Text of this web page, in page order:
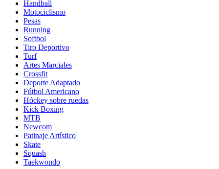
Handball
Motociclismo
Pesas
Running
Softbol
Tiro Deportivo
Turf
Artes Marciales
Crossfit
Deporte Adaptado
Fútbol Americano
Hóckey sobre ruedas
Kick Boxing
MTB
Newcom
Patinaje Artístico
Skate
Squash
Taekwondo